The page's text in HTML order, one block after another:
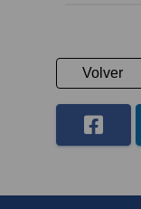
Volver